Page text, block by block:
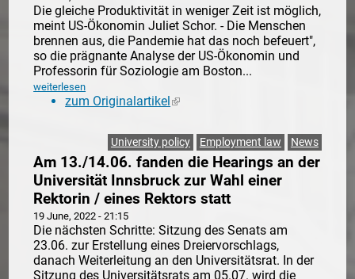
Die gleiche Produktivität in weniger Zeit ist möglich,
meint US-Ökonomin Juliet Schor. - Die Menschen
brennen aus, die Pandemie hat das noch befeuert",
so die prägnante Analyse der US-Ökonomin und
Professorin für Soziologie am Boston...
weiterlesen
zum Originalartikel(link is external)
University policy Employment law News
Am 13./14.06. fanden die Hearings an der
Universität Innsbruck zur Wahl einer
Rektorin / eines Rektors statt
19 June, 2022 - 21:15
Die nächsten Schritte: Sitzung des Senats am
23.06. zur Erstellung eines Dreiervorschlags,
danach Weiterleitung an den Universitätsrat. In der
Sitzung des Universitätsrats am 05.07. wird die